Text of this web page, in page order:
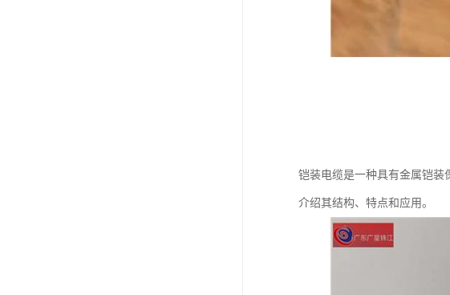
铠装电缆是一种具有金属铠装
介绍其结构、特点和应用。